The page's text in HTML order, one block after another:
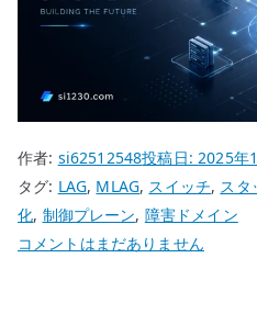
作者: si62512548投稿日:2025年
タグ: LAG, MLAG, スイッチ, スタ
化, 制御プレーン, 障害ドメイン
ス
コメントはまだありません